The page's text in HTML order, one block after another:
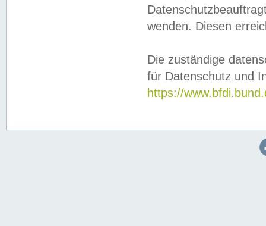
wenden. Diesen
Die zuständige
für Datenschutz und
https://